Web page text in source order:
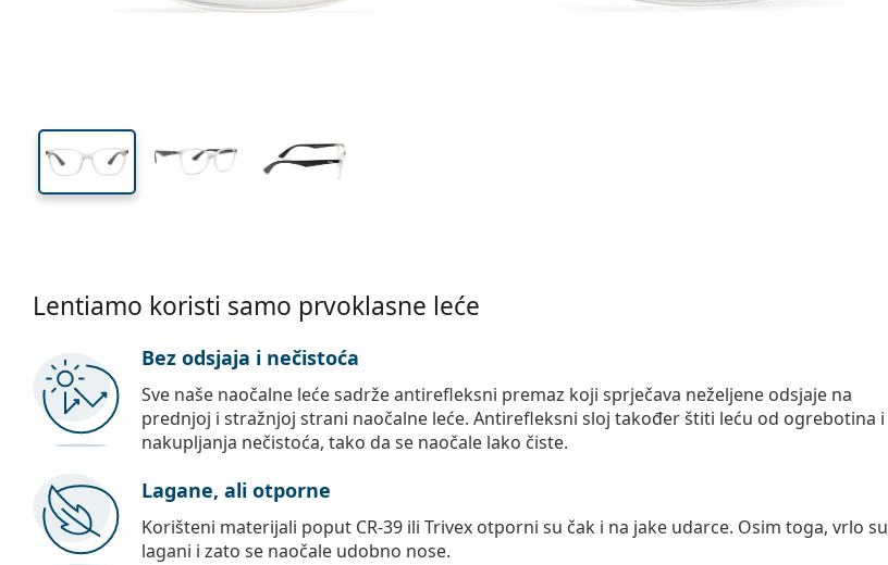
Lentiamo koristi samo prvoklasne leće
Bez odsjaja i nečistoća
Sve naše naočalne leće sadrže antirefleksni premaz koji sprječava neželjene odsjaje na
prednjoj i stražnjoj strani naočalne leće. Antirefleksni sloj također štiti leću od ogrebotina i
nakupljanja nečistoća, tako da se naočale lako čiste.
Lagane, ali otporne
Korišteni materijali poput CR-39 ili Trivex otporni su čak i na jake udarce. Osim toga, vrlo su
lagani i zato se naočale udobno nose.